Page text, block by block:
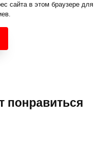
сайта в этом браузере для
понравиться